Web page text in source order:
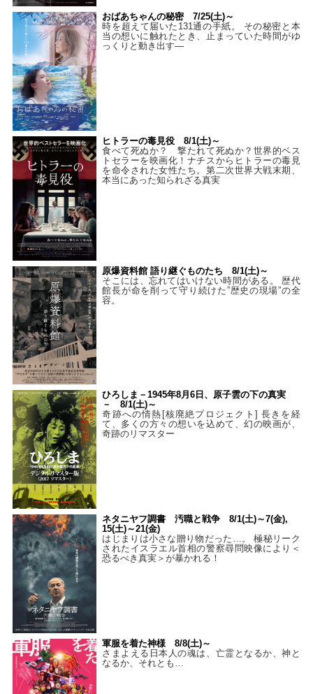
おばあちゃんの秘密 7/25(土)～
時を超えて届いた131通の手紙。 その秘密と本
当の想いに触れたとき、止まっていた時間がゆ
っくりと動き出す―
ヒトラーの毒見役 8/1(土)～
食べて死ぬか？ 撃たれて死ぬか？世界的ベス
トセラーを映画化！ナチスからヒトラーの毒見
を命令された女性たち。第二次世界大戦末期、
本当にあった知られざる真実
原爆資料館 語り継ぐものたち 8/1(土)～
そこには、忘れてはいけない時間がある。 歴代
館長が命を削って守り続けた”歴史の現場”の全
容。
ひろしま－1945年8月6日、原子雲の下の真実
－ 8/1(土)～
奇跡への情熱[核廃絶プロジェクト] 長きを経
て、多くの方々の想いを込めて、幻の映画が、
奇跡のリマスター
ネタニヤフ調書 汚職と戦争 8/1(土)～7(金),
15(土)～21(金)
はじまりは小さな贈り物だった…。 極秘リーク
されたイスラエル首相の警察尋問映像により＜
恐るべき真実＞が暴かれる！
軍服を着た神様 8/8(土)～
さまよえる日本人の魂は、亡霊となるか、神と
なるか、それとも…